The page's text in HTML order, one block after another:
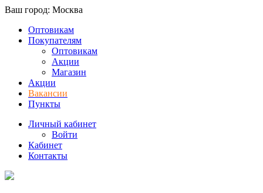
Ваш город: Москва
Оптовикам
Покупателям
Оптовикам
Акции
Магазин
Акции
Вакансии
Пункты
Личный кабинет
Войти
Кабинет
Контакты